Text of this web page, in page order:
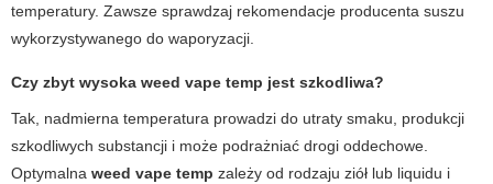
temperatury. Zawsze sprawdzaj rekomendacje producenta suszu
wykorzystywanego do waporyzacji.
Czy zbyt wysoka weed vape temp jest szkodliwa?
Tak, nadmierna temperatura prowadzi do utraty smaku, produkcji
szkodliwych substancji i może podrażniać drogi oddechowe.
Optymalna weed vape temp zależy od rodzaju ziół lub liquidu i